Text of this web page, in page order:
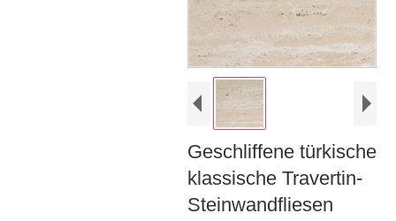
Geschliffene türkische
klassische Travertin-
Steinwandfliesen